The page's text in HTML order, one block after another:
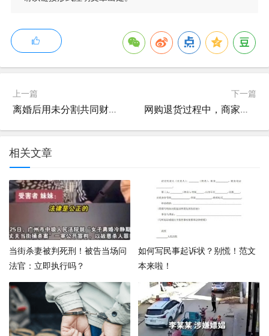
上一篇
离婚后用未分割共同财产所购房屋归谁所有?
下一篇
网购退货过程中，商家故意拖延怎么办？
相关文章
当街杀妻被判死刑！被告当场问
法官：立即执行吗？
如何写民事起诉状？别慌！范文
本来啦！